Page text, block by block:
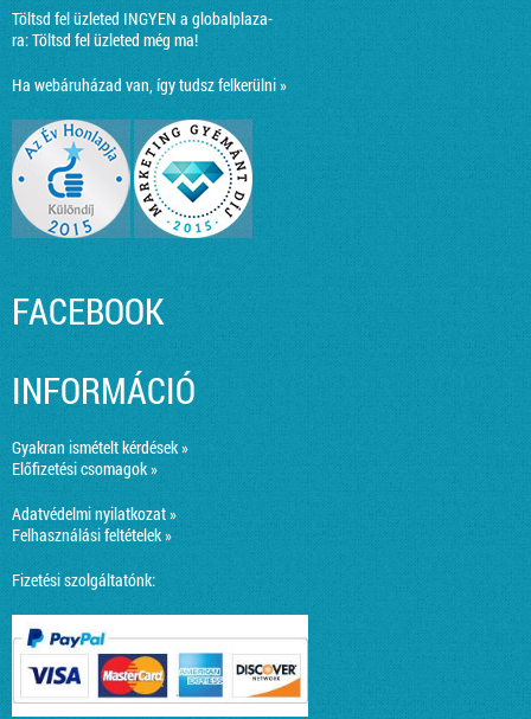
Töltsd fel üzleted INGYEN a globalplaza-
ra:Töltsd fel üzleted még ma!
Ha webáruházad van, így tudsz felkerülni »
FACEBOOK
INFORMÁCIÓ
Gyakran ismételt kérdések »
Előfizetési csomagok »
Adatvédelmi nyilatkozat »
Felhasználási feltételek »
Fizetési szolgáltatónk: